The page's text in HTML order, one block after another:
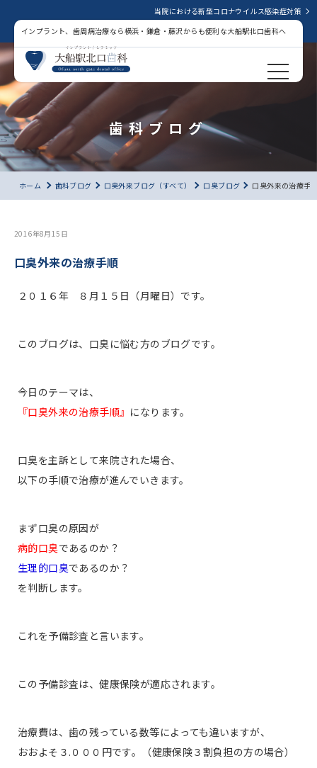
当院における新型コロナウイルス感染症対策
インプラント、歯周病治療なら横浜・鎌倉・藤沢からも便利な大船駅北口歯科へ
歯科ブログ
ホーム 歯科ブログ 口臭外来ブログ（すべて） 口臭ブログ 口臭外来の治療手
2016年8月15日
口臭外来の治療手順
２０１６年 ８月１５日（月曜日）です。
このブログは、口臭に悩む方のブログです。
今日のテーマは、
『口臭外来の治療手順』 になります。
口臭を主訴として来院された場合、
以下の手順で治療が進んでいきます。
まず口臭の原因が
病的口臭であるのか？
生理的口臭であるのか？
を判断します。
これを予備診査と言います。
この予備診査は、健康保険が適応されます。
治療費は、歯の残っている数等によっても違いますが、
おおよそ３.０００円です。（健康保険３割負担の方の場合）